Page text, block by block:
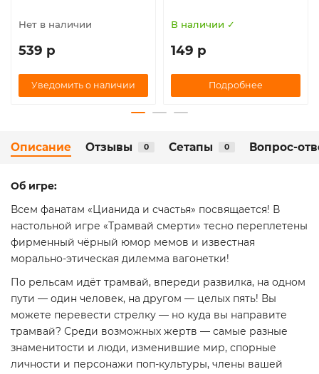
Нет в наличии
539 р
Уведомить о наличии
В наличии ✓
149 р
Подробнее
Описание Отзывы 0 Сетапы 0 Вопрос-
Об игре:
Всем фанатам «Цианида и счастья» посвящается! В
настольной игре «Трамвай смерти» тесно переплетены
фирменный чёрный юмор мемов и известная
морально-этическая дилемма вагонетки!
По рельсам идёт трамвай, впереди развилка, на одном
пути — один человек, на другом — целых пять! Вы
можете перевести стрелку — но куда вы направите
трамвай? Среди возможных жертв — самые разные
знаменитости и люди, изменившие мир, спорные
личности и персонажи поп-культуры, члены вашей